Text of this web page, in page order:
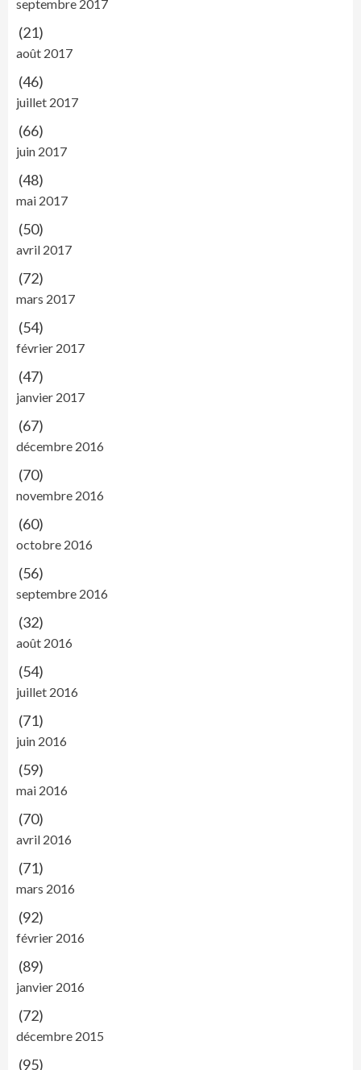
septembre 2017
(21)
août 2017
(46)
juillet 2017
(66)
juin 2017
(48)
mai 2017
(50)
avril 2017
(72)
mars 2017
(54)
février 2017
(47)
janvier 2017
(67)
décembre 2016
(70)
novembre 2016
(60)
octobre 2016
(56)
septembre 2016
(32)
août 2016
(54)
juillet 2016
(71)
juin 2016
(59)
mai 2016
(70)
avril 2016
(71)
mars 2016
(92)
février 2016
(89)
janvier 2016
(72)
décembre 2015
(95)